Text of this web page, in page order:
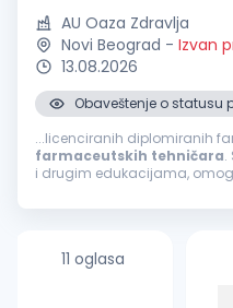
AU Oaza Zdravlja
Novi Beograd - Izvan
13.08.2026
Obaveštenje o statusu
...licenciranih diplomiranih
farmaceutskih tehničara.
i drugim edukacijama,
koji svojom stručnošću...
11 oglasa